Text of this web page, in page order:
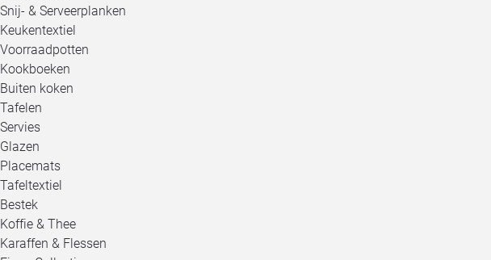
Snij- & Serveerplanken
Keukentextiel
Voorraadpotten
Kookboeken
Buiten koken
Tafelen
Servies
Glazen
Placemats
Tafeltextiel
Bestek
Koffie & Thee
Karaffen & Flessen